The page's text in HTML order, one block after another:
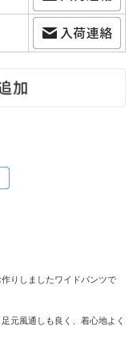
りしましたワイドパンツで
元風通しも良く、着心地よく